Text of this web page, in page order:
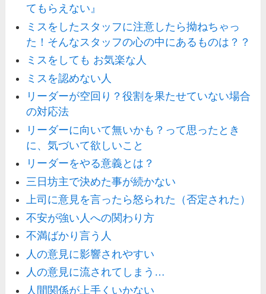
てもらえない』
ミスをしたスタッフに注意したら拗ねちゃっ
た！そんなスタッフの心の中にあるものは？？
ミスをしても お気楽な人
ミスを認めない人
リーダーが空回り？役割を果たせていない場合
の対応法
リーダーに向いて無いかも？って思ったとき
に、気づいて欲しいこと
リーダーをやる意義とは？
三日坊主で決めた事が続かない
上司に意見を言ったら怒られた（否定された）
不安が強い人への関わり方
不満ばかり言う人
人の意見に影響されやすい
人の意見に流されてしまう…
人間関係が上手くいかない